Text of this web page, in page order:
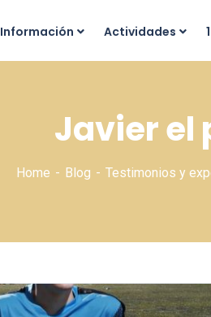
Información Actividades
Javier el
Home Blog Testimonios y